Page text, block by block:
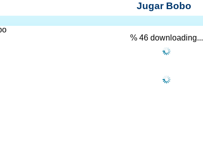
Jugar Bobo
% 47 downloading...